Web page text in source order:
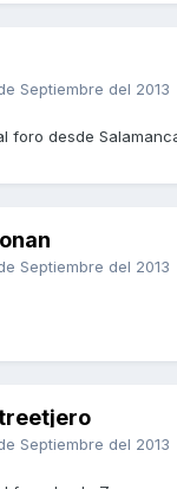
Septiembre del 2013
foro desde
Septiembre del 2013
Septiembre del 2013